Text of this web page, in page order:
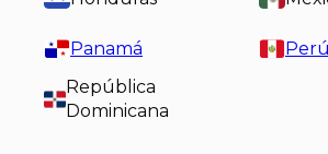
Panamá
Perú
República
Dominicana